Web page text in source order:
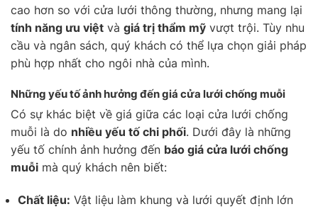
cao hơn so với cửa lưới thông thường, nhưng mang lại
tính năng ưu việt và giá trị thẩm mỹ vượt trội. Tùy nhu
cầu và ngân sách, quý khách có thể lựa chọn giải pháp
phù hợp nhất cho ngôi nhà của mình.
Những yếu tố ảnh hưởng đến giá cửa lưới chống muỗi
Có sự khác biệt về giá giữa các loại cửa lưới chống
muỗi là do nhiều yếu tố chi phối. Dưới đây là những
yếu tố chính ảnh hưởng đến báo giá cửa lưới chống
muỗi mà quý khách nên biết:
Chất liệu: Vật liệu làm khung và lưới quyết định lớn